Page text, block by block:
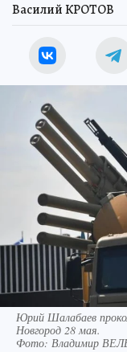
Василий КРОТОВ
Юрий Шалабаев
Новгород 28 мая.
Фото: Владимир